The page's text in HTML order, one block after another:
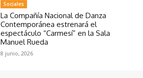
Sociales
La Compañía Nacional de Danza
Contemporánea estrenará el
espectáculo “Carmesí” en la Sala
Manuel Rueda
8 junio, 2026